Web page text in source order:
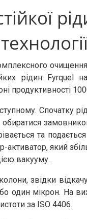
рідин Fyrquel
продуктивності
Спочатку
обиратися
та
активатор, який
вакууму.
звідки
один мікрон. На
за ISO 4406.